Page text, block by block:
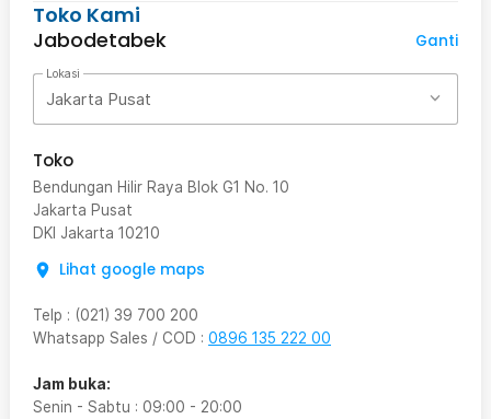
Toko Kami
Jabodetabek
Ganti
Lokasi
Jakarta Pusat
Toko
Bendungan Hilir Raya Blok G1 No. 10
Jakarta Pusat
DKI Jakarta 10210
Lihat google maps
Telp : (021) 39 700 200
Whatsapp Sales / COD : 0896 135 222 00
Jam buka:
Senin - Sabtu : 09:00 - 20:00